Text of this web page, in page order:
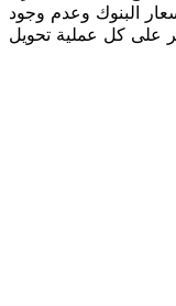
البنوك وعدم وجود